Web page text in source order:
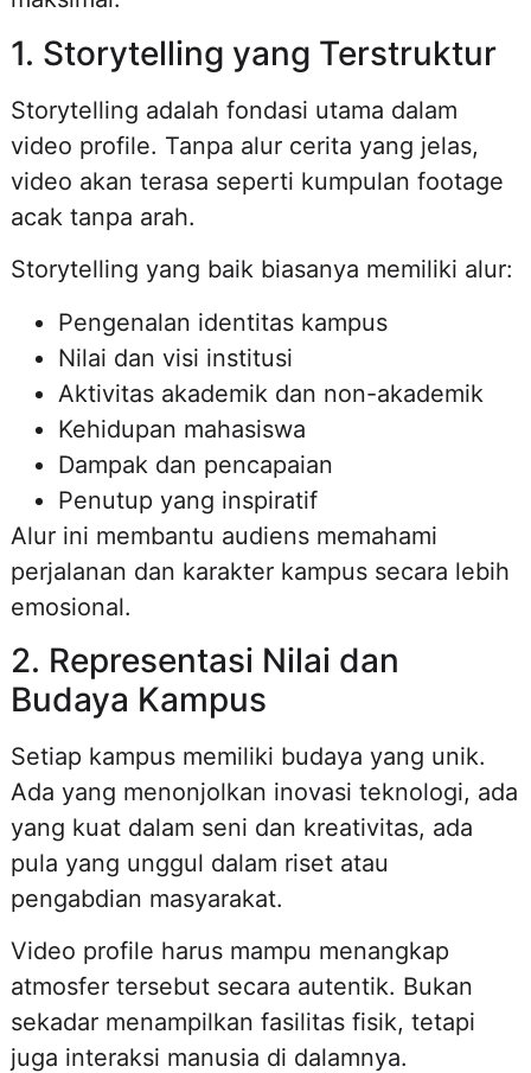
1. Storytelling yang Terstruktur
Storytelling adalah fondasi utama dalam
video profile. Tanpa alur cerita yang jelas,
video akan terasa seperti kumpulan footage
acak tanpa arah.
Storytelling yang baik biasanya memiliki alur:
Pengenalan identitas kampus
Nilai dan visi institusi
Aktivitas akademik dan non-akademik
Kehidupan mahasiswa
Dampak dan pencapaian
Penutup yang inspiratif
Alur ini membantu audiens memahami
perjalanan dan karakter kampus secara lebih
emosional.
2. Representasi Nilai dan
Budaya Kampus
Setiap kampus memiliki budaya yang unik.
Ada yang menonjolkan inovasi teknologi, ada
yang kuat dalam seni dan kreativitas, ada
pula yang unggul dalam riset atau
pengabdian masyarakat.
Video profile harus mampu menangkap
atmosfer tersebut secara autentik. Bukan
sekadar menampilkan fasilitas fisik, tetapi
juga interaksi manusia di dalamnya.